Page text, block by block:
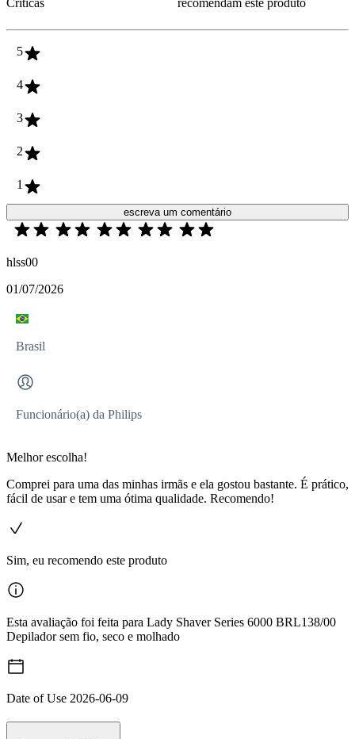
Críticas
recomendam este produto
5
4
3
2
1
escreva um comentário
hlss00
01/07/2026
Brasil
Funcionário(a) da Philips
Melhor escolha!
Comprei para uma das minhas irmãs e ela gostou bastante. É prático,
fácil de usar e tem uma ótima qualidade. Recomendo!
Sim, eu recomendo este produto
Esta avaliação foi feita para Lady Shaver Series 6000 BRL138/00
Depilador sem fio, seco e molhado
Date of Use 2026-06-09